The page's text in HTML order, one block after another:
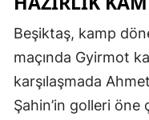
Beşiktaş, kamp
maçında Gyirmot
karşılaşmada
Şahin’in golleri öne